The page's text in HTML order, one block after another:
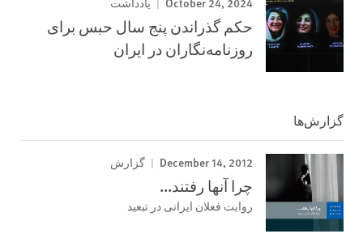
یادداشت
حکم گذراندن پنج سال حبس برای
روزنامه‌نگاران در ایران
گزارش‌ها
December 14, 2012 گزارش
چرا آنھا رفتند...
روايت فعلان ايرانی در تبعيد